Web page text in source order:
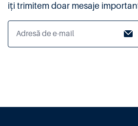
iți trimitem doar mesaje